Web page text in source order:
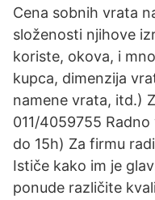
Cena sobnih vrata
složenosti njihove
koriste, okova, i
kupca, dimenzija
namene vrata, itd.)
011/4059755 Radno
do 15h) Za firmu
Ističe kako im je
ponude različite